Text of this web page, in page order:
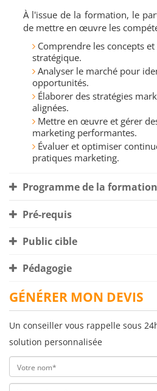
À l'issue de la formation, le
de mettre en œuvre les
Comprendre les concepts
stratégique.
Analyser le marché pour
opportunités.
Élaborer des stratégies
alignées.
Mettre en œuvre et gérer
marketing performantes.
Évaluer et optimiser
pratiques marketing.
Programme de la formation
Pré-requis
Public cible
Pédagogie
GÉNÉRER MON DEVIS
Un conseiller vous rappelle sous
solution personnalisée